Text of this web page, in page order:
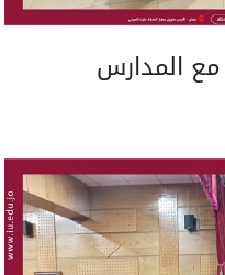
مع المدارس